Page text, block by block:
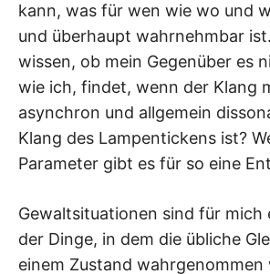
kann, was für wen wie wo und
und überhaupt wahrnehmbar
wissen, ob mein Gegenüber es
wie ich, findet, wenn der Klang
asynchron und allgemein
Klang des Lampentickens ist?
Parameter gibt es für so eine
Gewaltsituationen sind für mich
der Dinge, in dem die übliche
einem Zustand wahrgenommen